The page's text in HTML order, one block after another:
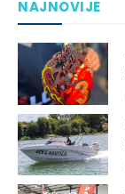
NAJNOVIJE